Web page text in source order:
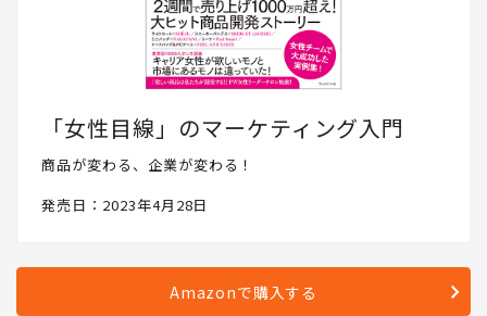
「女性目線」のマーケティング入門
商品が変わる、企業が変わる！
発売日：2023年4月28日
Amazonで購入する